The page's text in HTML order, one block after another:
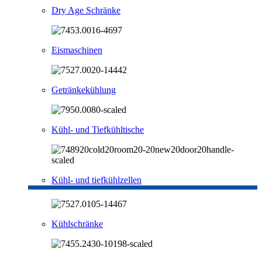
Dry Age Schränke
Eismaschinen
Getränkekühlung
Kühl- und Tiefkühltische
Kühl- und tiefkühlzellen
Kühlschränke